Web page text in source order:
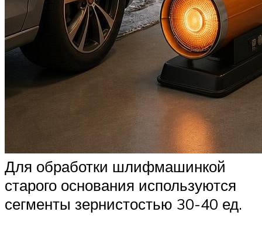
Для обработки шлифмашинкой
старого основания используются
сегменты зернистостью 30-40 ед.